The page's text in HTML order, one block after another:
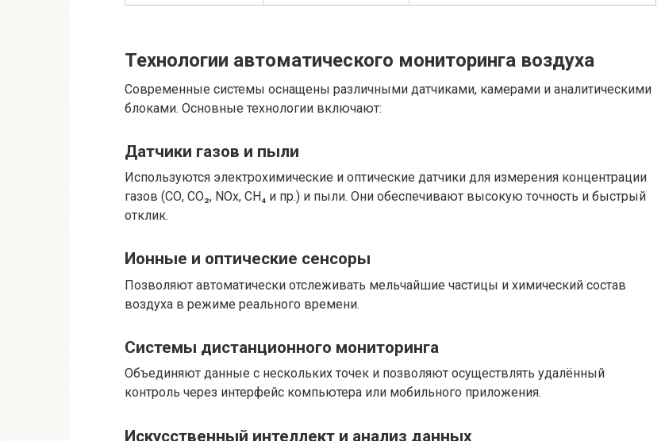
Технологии автоматического мониторинга воздуха
Современные системы оснащены различными датчиками, камерами и аналитическими
блоками. Основные технологии включают:
Датчики газов и пыли
Используются электрохимические и оптические датчики для измерения концентрации
газов (СО, СО₂, NOx, СН₄ и пр.) и пыли. Они обеспечивают высокую точность и быстрый
отклик.
Ионные и оптические сенсоры
Позволяют автоматически отслеживать мельчайшие частицы и химический состав
воздуха в режиме реального времени.
Системы дистанционного мониторинга
Объединяют данные с нескольких точек и позволяют осуществлять удалённый
контроль через интерфейс компьютера или мобильного приложения.
Искусственный интеллект и анализ данных